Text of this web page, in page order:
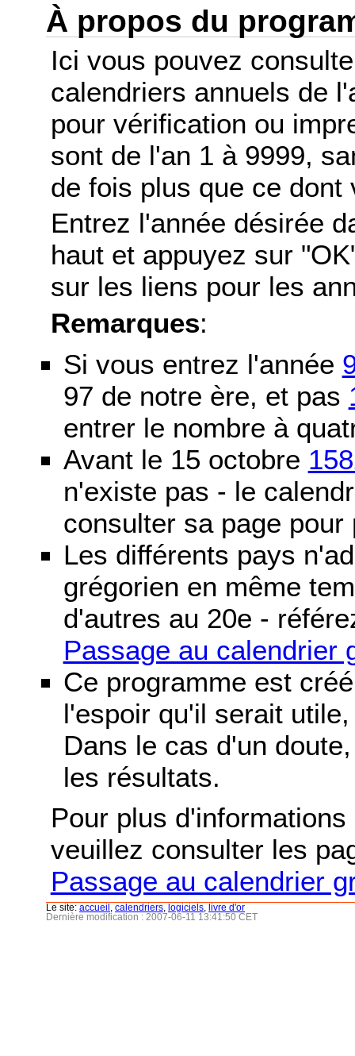
À propos du
Ici vous pouvez
calendriers annuels de
pour vérification ou
sont de l'an 1 à 9999,
de fois plus que ce dont
Entrez l'année désirée
haut et appuyez sur
sur les liens pour les
Remarques:
Si vous entrez l'année
97 de notre ère, et pas
entrer le nombre à
Avant le 15 octobre
n'existe pas - le
consulter sa page pour
Les différents pays
grégorien en même
d'autres au 20e -
Passage au calendrier
Ce programme est
l'espoir qu'il serait
Dans le cas d'un
les résultats.
Pour plus
veuillez consulter les
Passage au calendrier
Le site: accueil calendriers logiciels
livre d'or
Dernière modification : 2007-06-11 13:41:50 CET